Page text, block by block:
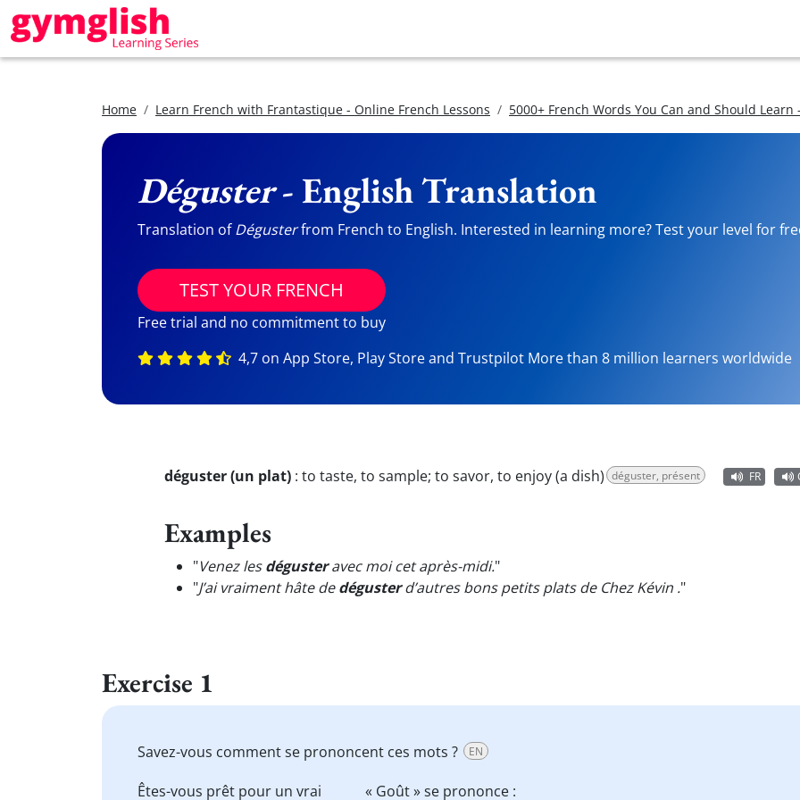
Home Learn French with Frantastique - Online French Lessons 5000+ French Words You Can and Should
Déguster- English Translation
Translation ofDégusterfrom French to English. Interested in learning more? Test your level for
TEST YOUR FRENCH
Free trial and no commitment to buy
4,7 on App Store, Play Store and Trustpilot More than 8 million learners worldwide
déguster (un plat) : to taste, to sample; to savor, to enjoy (a dish) déguster, présent FR
Examples
"Venez lesdégusteravec moi cet après-midi."
"J’ai vraiment hâte dedégusterd’autres bons petits plats de Chez Kévin ."
Exercise 1
Savez-vous comment se prononcent ces mots ? EN
Êtes-vous prêt pour un vrai « Goût » se prononce :